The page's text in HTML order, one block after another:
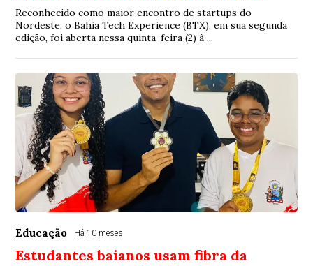
Reconhecido como maior encontro de startups do
Nordeste, o Bahia Tech Experience (BTX), em sua segunda
edição, foi aberta nessa quinta-feira (2) à ...
Educação Há 10 meses
Estudantes baianos usam fibra da